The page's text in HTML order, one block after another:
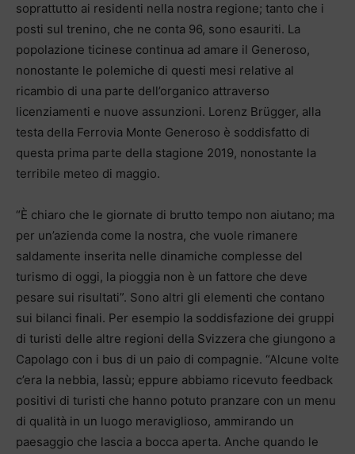
soprattutto ai residenti nella nostra regione; tanto che i
posti sul trenino, che ne conta 96, sono esauriti. La
popolazione ticinese continua ad amare il Generoso,
nonostante le polemiche di questi mesi relative al
ricambio di una parte dell’organico attraverso
licenziamenti e nuove assunzioni. Lorenz Brügger, alla
testa della Ferrovia Monte Generoso è soddisfatto di
questa prima parte della stagione 2019, nonostante la
terribile meteo di maggio.
“È chiaro che le giornate di brutto tempo non aiutano; ma
per un’azienda come la nostra, che vuole rimanere
saldamente inserita nelle dinamiche complesse del
turismo di oggi, la pioggia non è un fattore che deve
pesare sui risultati”. Sono altri gli elementi che contano
sui bilanci finali. Per esempio la soddisfazione dei gruppi
di turisti delle altre regioni della Svizzera che giungono a
Capolago con i bus di un paio di compagnie. “Alcune volte
c’era la nebbia, lassù; eppure abbiamo ricevuto feedback
positivi di turisti che hanno potuto pranzare con un menu
di qualità in un luogo meraviglioso, ammirando un
paesaggio che lascia a bocca aperta. Anche quando le